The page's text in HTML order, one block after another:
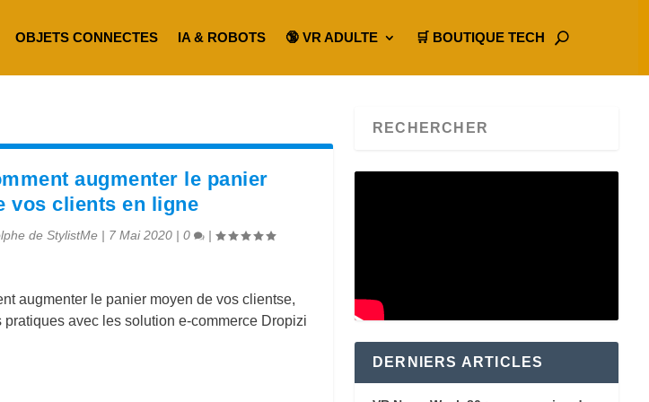
OBJETS CONNECTES IA & ROBOTS 🔞 VR ADULTE 🛒 BOUTIQUE TECH
augmenter le panier
vos clients en ligne
de StylistMe| 7 Mai 2020| 0 |
augmenter le panier moyen de vos clientse,
pratiques avec les solution e-commerce Dropizi
DERNIERS ARTICLES